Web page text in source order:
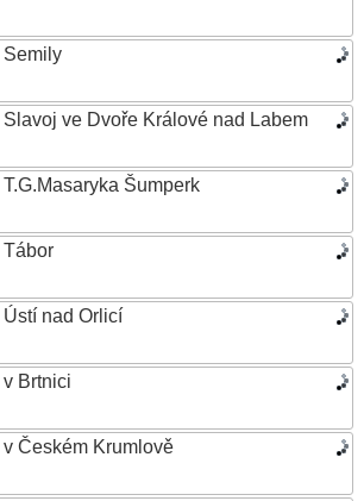
Semily
ve Dvoře Králové nad Labem
Šumperk
Tábor
nad Orlicí
Brtnici
Českém Krumlově